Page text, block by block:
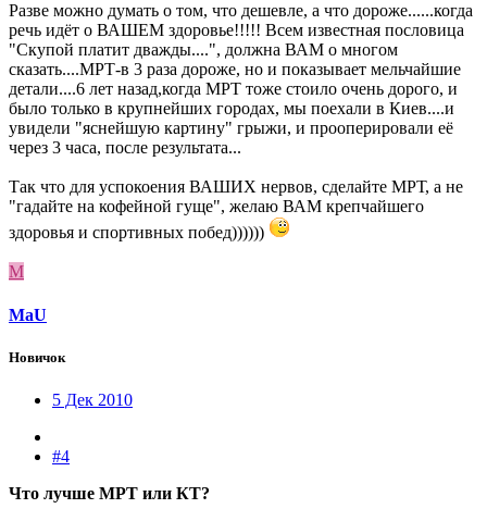
Разве можно думать о том, что дешевле, а что дороже......когда
речь идёт о ВАШЕМ здоровье!!!!! Всем известная пословица
"Скупой платит дважды....", должна ВАМ о многом
сказать....МРТ-в 3 раза дороже, но и показывает мельчайшие
детали....6 лет назад,когда МРТ тоже стоило очень дорого, и
было только в крупнейших городах, мы поехали в Киев....и
увидели "яснейшую картину" грыжи, и прооперировали её
через 3 часа, после результата...
Так что для успокоения ВАШИХ нервов, сделайте МРТ, а не
"гадайте на кофейной гуще", желаю ВАМ крепчайшего
здоровья и спортивных побед))))))
M
MaU
Новичок
5 Дек 2010
#4
Что лучше МРТ или КТ?